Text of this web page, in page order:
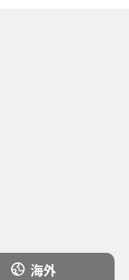
海外